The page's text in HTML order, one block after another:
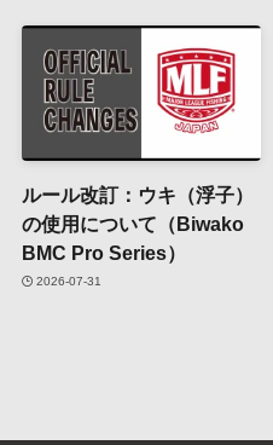
ルール改訂：ウキ（浮子）
の使用について（Biwako
BMC Pro Series）
2026-07-31